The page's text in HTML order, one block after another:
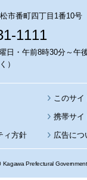
市番町四丁目1番10号
1111
日・午前8時30分～午
）
このサ
携帯サイ
ィ方針 広告につ
Prefectural